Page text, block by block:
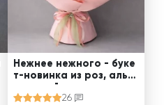
Нежнее нежного - буке
т-новинка из роз, альст
ромерий и калл
26